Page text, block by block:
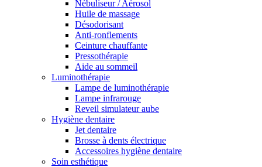
Nébuliseur / Aérosol
Huile de massage
Désodorisant
Anti-ronflements
Ceinture chauffante
Pressothérapie
Aide au sommeil
Luminothérapie
Lampe de luminothérapie
Lampe infrarouge
Reveil simulateur aube
Hygiène dentaire
Jet dentaire
Brosse à dents électrique
Accessoires hygiène dentaire
Soin esthétique